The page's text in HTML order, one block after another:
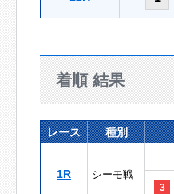
着順 結果
レース 種別
1R シーモ戦
3